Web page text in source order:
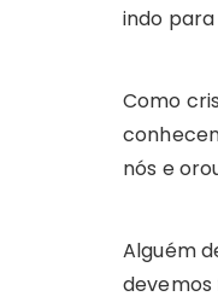
indo
Como
nós e
Alguém
devemos